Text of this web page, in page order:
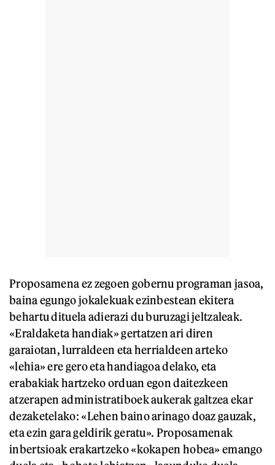
Proposamena ez zegoen gobernu programan jasoa,
baina egungo jokalekuak ezinbestean ekitera
behartu dituela adierazi du buruzagi jeltzaleak.
«Eraldaketa handiak» gertatzen ari diren
garaiotan, lurraldeen eta herrialdeen arteko
«lehia» ere gero eta handiagoa delako, eta
erabakiak hartzeko orduan egon daitezkeen
atzerapen administratiboek aukerak galtzea ekar
dezaketelako: «Lehen baino arinago doaz gauzak,
eta ezin gara geldirik geratu». Proposamenak
inbertsioak erakartzeko «kokapen hobea» emango